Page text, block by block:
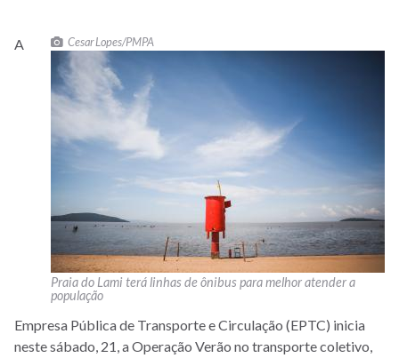
Cesar Lopes/PMPA
Praia do Lami terá linhas de ônibus para melhor atender a
população
A
Empresa Pública de Transporte e Circulação (EPTC) inicia
neste sábado, 21, a Operação Verão no transporte coletivo,